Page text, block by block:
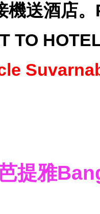
機送酒店
TO
芭提雅